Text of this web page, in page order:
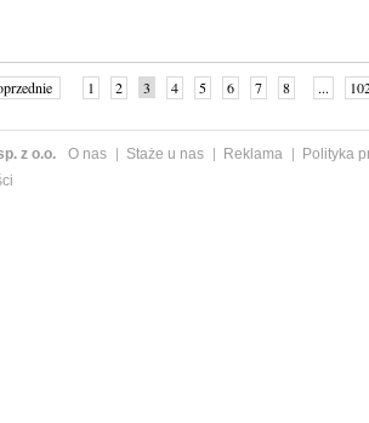
1 2 3 4 5 6 7 8 ...
z o.o. O nas Staże u nas Reklama
Polityka